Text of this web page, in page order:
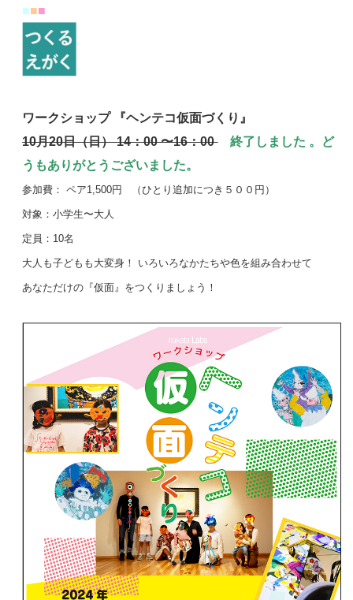
■■■
ワークショップ 『ヘンテコ仮面づくり』
10月20日（日） 14：00 〜16：00
終了しました 。ど
うもありがとうございました。
参加費： ペア1,500円 （ひとり追加につき５００円）
対象：小学生〜大人
定員：10名
大人も子どもも大変身！ いろいろなかたちや色を組み合わせて
あなただけの『仮面』をつくりましょう！